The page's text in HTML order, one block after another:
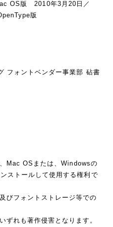
OS版 2010年3月20日／
版
フォントベンダー事業部 砧書
Mac OSまたは、Windowsの
ストールして使用する権利で
びフォントストレージ等での
ずれも著作侵害となります。